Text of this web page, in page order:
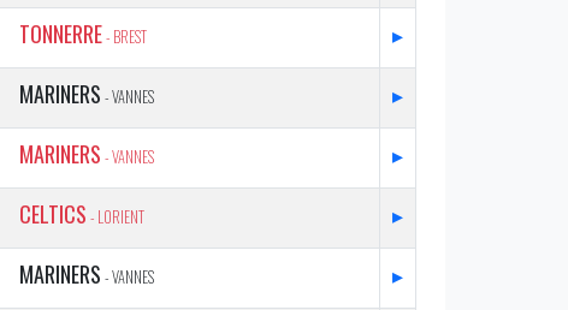
TONNERRE- BREST
▸
MARINERS - VANNES
▸
MARINERS - VANNES
▸
CELTICS - LORIENT
▸
MARINERS - VANNES
▸